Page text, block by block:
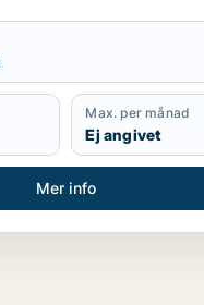
Max. per månad
Ej angivet
Mer info